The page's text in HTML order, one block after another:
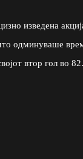
изведена
одминуваше
втор гол во